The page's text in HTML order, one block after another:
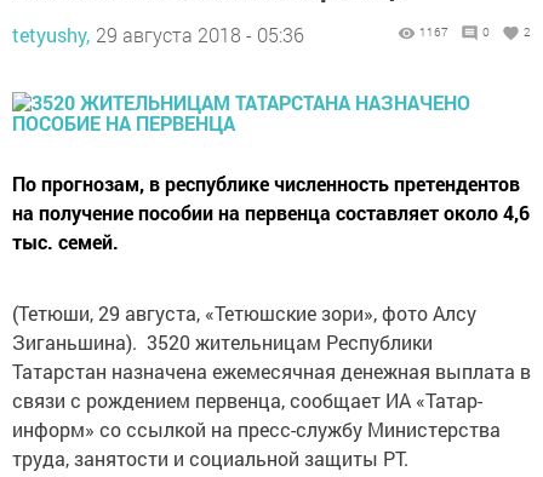
tetyushy, 29 августа 2018 - 05:36 1167 0 2
По прогнозам, в республике численность претендентов
на получение пособии на первенца составляет около 4,6
тыс. семей.
(Тетюши, 29 августа, «Тетюшские зори», фото Алсу
Зиганьшина). 3520 жительницам Республики
Татарстан назначена ежемесячная денежная выплата в
связи с рождением первенца, сообщает ИА «Татар-
информ» со ссылкой на пресс-службу Министерства
труда, занятости и социальной защиты РТ.